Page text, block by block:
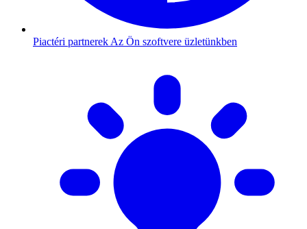
Piactéri partnerek Az Ön szoftvere üzletünkben